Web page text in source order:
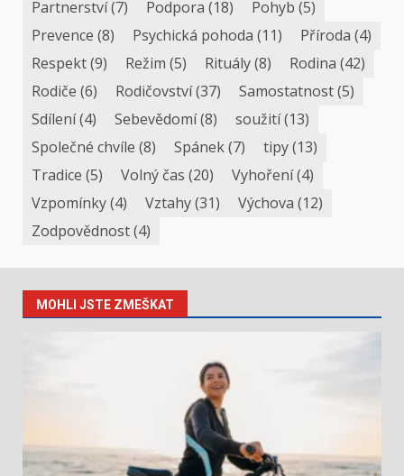
Partnerství(7) Podpora (18) Pohyb (5)
Prevence (8) Psychická pohoda (11) Příroda (4)
Respekt(9) Režim (5) Rituály(8) Rodina (42)
Rodiče (6) Rodičovství(37) Samostatnost(5)
Sdílení(4) Sebevědomí(8) soužití(13)
Společné chvíle (8) Spánek(7) tipy(13)
Tradice (5) Volný čas (20) Vyhoření(4)
Vzpomínky(4) Vztahy(31) Výchova (12)
Zodpovědnost(4)
MOHLI JSTE ZMEŠKAT